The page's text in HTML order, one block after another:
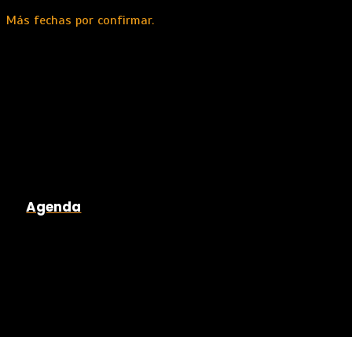
Más fechas por confirmar.
Agenda